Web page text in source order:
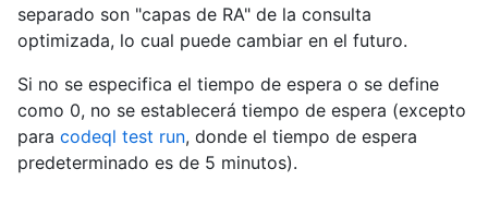
separado son "capas de RA" de la consulta
optimizada, lo cual puede cambiar en el futuro.
Si no se especifica el tiempo de espera o se define
como 0, no se establecerá tiempo de espera (excepto
para codeql test run, donde el tiempo de espera
predeterminado es de 5 minutos).